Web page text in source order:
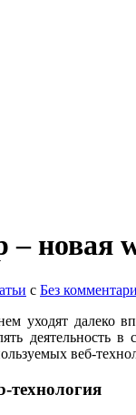
новая
с Без
уходят далеко
деятельность в
веб-
технология